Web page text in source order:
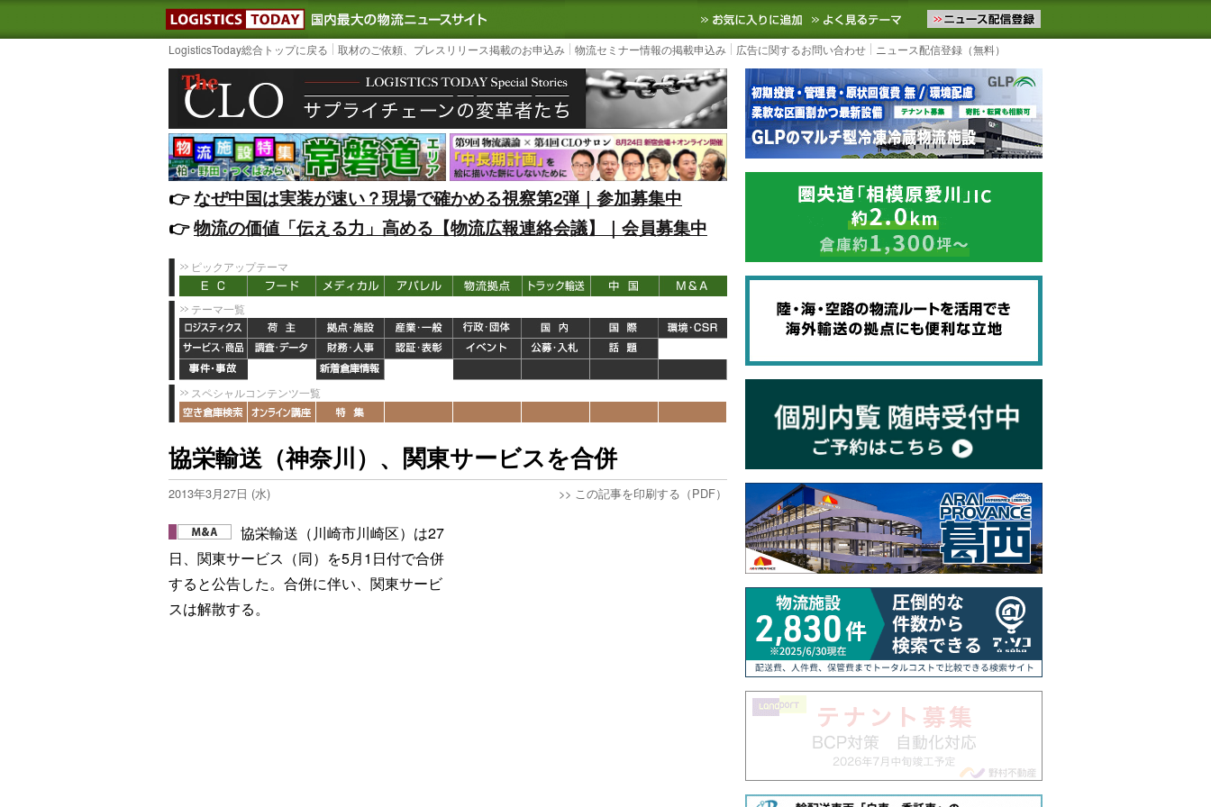
LOGISTICS TODAY｜国内最大の物流ニュースサイト3PL, SCMなど国内外の最新の物流ニュースをお届けします。物流ニュースメール配信を登録す
お気に入りに追加 よく見るテーマ
LogisticsToday総合トップに戻る 取材のご依頼、プレスリリース掲載のお申込み 物流セミナー情報の掲載申込み 広告に関するお問い合わせ ニュース配信登録（無料）
👉️なぜ中国は実装が速い？現場で確かめる視察第2弾｜参加募集中
👉️物流の価値「伝える力」高める【物流広報連絡会議】｜会員募集中
ピックアップテーマ
テーマ一覧
スペシャルコンテンツ一覧
協栄輸送（神奈川）、関東サービスを合併
2013年3月27日 (水) >> この記事を印刷する（PDF）
協栄輸送（川崎市川崎区）は27
日、関東サービス（同）を5月1日付で合併
すると公告した。合併に伴い、関東サービ
スは解散する。